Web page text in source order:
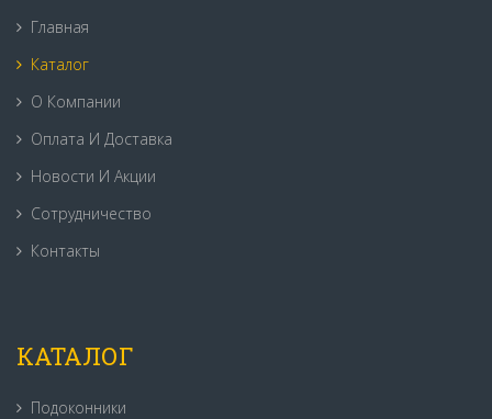
Главная
Каталог
О Компании
Оплата И Доставка
Новости И Акции
Сотрудничество
Контакты
КАТАЛОГ
Подоконники